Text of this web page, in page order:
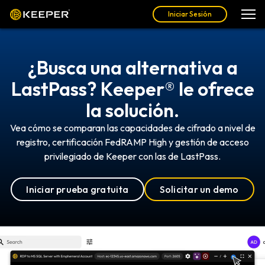
Iniciar Sesión
¿Busca una alternativa a
LastPass? Keeper® le ofrece
la solución.
Vea cómo se comparan las capacidades de cifrado a nivel de
registro, certificación FedRAMP High y gestión de acceso
privilegiado de Keeper con las de LastPass.
Iniciar prueba gratuita Solicitar un demo